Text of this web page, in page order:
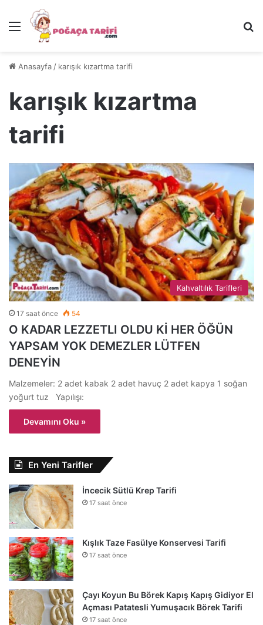
Menü
Anasayfa / karışık kızartma tarifi
karışık kızartma
tarifi
Kahvaltılık Tarifleri
17 saat önce 54
O KADAR LEZZETLI OLDU Kİ HER ÖĞÜN
YAPSAM YOK DEMEZLER LÜTFEN
DENEYİN
Malzemeler: 2 adet kabak 2 adet havuç 2 adet kapya 1 soğan
yoğurt tuz Yapılışı:
Devamını Oku »
En Yeni Tarifler
İncecik Sütlü Krep Tarifi
17 saat önce
Kışlık Taze Fasülye Konservesi Tarifi
17 saat önce
Çayı Koyun Bu Börek Kapış Kapış Gidiyor El
Açması Patatesli Yumuşacık Börek Tarifi
17 saat önce